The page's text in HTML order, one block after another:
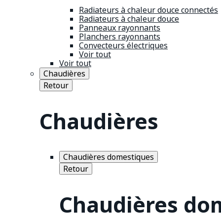
Radiateurs à chaleur douce connectés
Radiateurs à chaleur douce
Panneaux rayonnants
Planchers rayonnants
Convecteurs électriques
Voir tout
Voir tout
Chaudières
Retour
Chaudières
Chaudières domestiques
Retour
Chaudières